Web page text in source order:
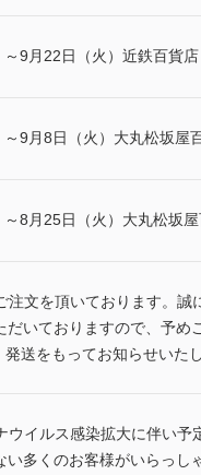
～9月22日（火）近鉄百貨
～9月8日（火）大丸松坂屋
～8月25日（火）大丸松坂
注文を頂いております。誠
いておりますので、予め
送をもってお知らせいたし
ウイルス感染拡大に伴い予
い多くのお客様がいらっ